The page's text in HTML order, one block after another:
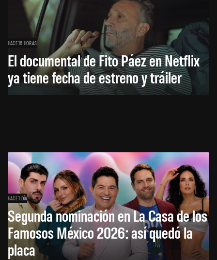
HACE 16 HORAS
El documental de Fito Páez en Netflix
ya tiene fecha de estreno y tráiler
HACE 1 DÍA
Segunda nominación en La Casa de los
Famosos México 2026: así quedó la
placa